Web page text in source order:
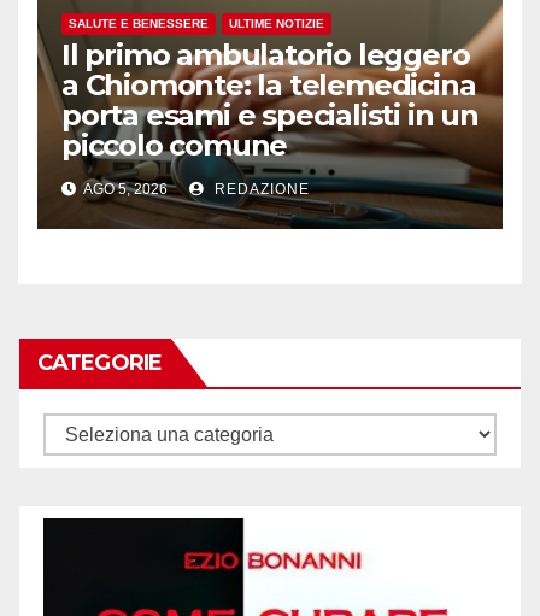
SALUTE E BENESSERE ULTIME NOTIZIE
Il primo ambulatorio leggero
a Chiomonte: la telemedicina
porta esami e specialisti in un
piccolo comune
AGO 5, 2026 REDAZIONE
CATEGORIE
Categorie